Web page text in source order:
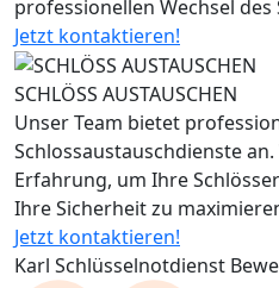
professionellen Wechsel des
Jetzt kontaktieren!
SCHLÖSS AUSTAUSCHEN
Unser Team bietet
Schlossaustauschdienste
Erfahrung, um Ihre
Ihre Sicherheit zu
Jetzt kontaktieren!
Karl Schlüsselnotdienst